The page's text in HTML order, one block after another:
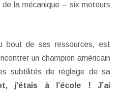
la mécanique – six moteurs
bout de ses ressources, est
un champion américain
subtilités de réglage de sa
j’étais à l’école ! J’ai